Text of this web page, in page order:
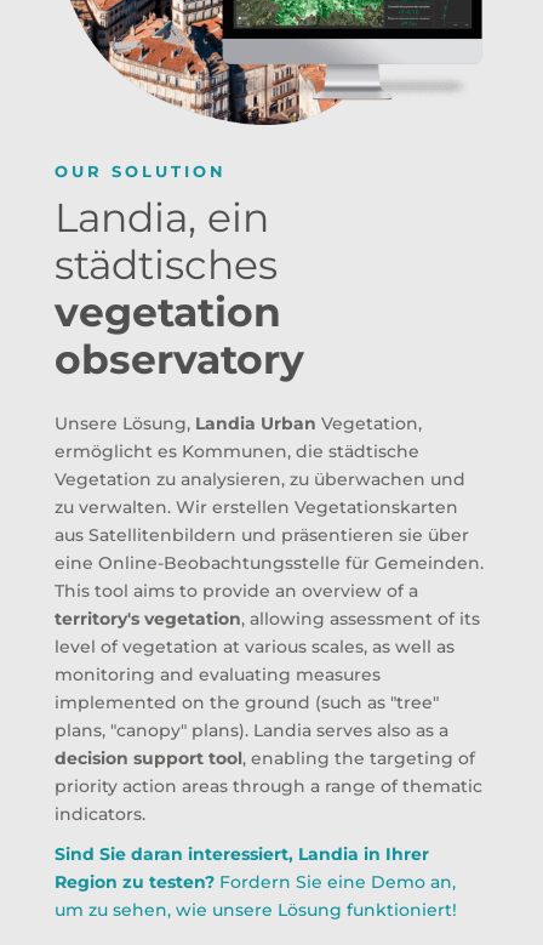
OUR SOLUTION
Landia, ein
städtisches
vegetation
observatory
Unsere Lösung, Landia Urban Vegetation,
ermöglicht es Kommunen, die städtische
Vegetation zu analysieren, zu überwachen und
zu verwalten. Wir erstellen Vegetationskarten
aus Satellitenbildern und präsentieren sie über
eine Online-Beobachtungsstelle für Gemeinden.
This tool aims to provide an overview of a
territory's vegetation, allowing assessment of its
level of vegetation at various scales, as well as
monitoring and evaluating measures
implemented on the ground (such as "tree"
plans, "canopy" plans). Landia serves also as a
decision support tool, enabling the targeting of
priority action areas through a range of thematic
indicators.
Sind Sie daran interessiert, Landia in Ihrer
Region zu testen? Fordern Sie eine Demo an,
um zu sehen, wie unsere Lösung funktioniert!